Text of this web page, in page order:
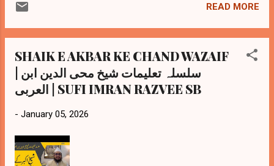
READ MORE
SHAIK E AKBAR KE CHAND WAZAIF
العربی | SUFI IMRAN RAZVEE SB
- January 05, 2026